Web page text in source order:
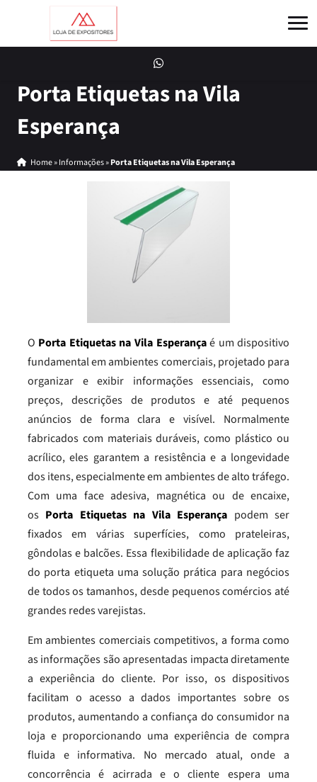
Porta Etiquetas na Vila
Esperança
Home»Informações»Porta Etiquetas na Vila Esperança
O Porta Etiquetas na Vila Esperançaé um dispositivo
fundamental em ambientes comerciais, projetado para
organizar e exibir informações essenciais, como
preços, descrições de produtos e até pequenos
anúncios de forma clara e visível. Normalmente
fabricados com materiais duráveis, como plástico ou
acrílico, eles garantem a resistência e a longevidade
dos itens, especialmente em ambientes de alto tráfego.
Com uma face adesiva, magnética ou de encaixe,
os Porta Etiquetas na Vila Esperança podem ser
fixados em várias superfícies, como prateleiras,
gôndolas e balcões. Essa flexibilidade de aplicação faz
do porta etiqueta uma solução prática para negócios
de todos os tamanhos, desde pequenos comércios até
grandes redes varejistas.
Em ambientes comerciais competitivos, a forma como
as informações são apresentadas impacta diretamente
a experiência do cliente. Por isso, os dispositivos
facilitam o acesso a dados importantes sobre os
produtos, aumentando a confiança do consumidor na
loja e proporcionando uma experiência de compra
fluida e informativa. No mercado atual, onde a
concorrência é acirrada e o cliente espera uma